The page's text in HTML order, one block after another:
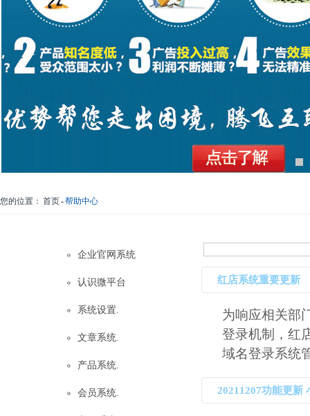
您的位置： 首页-帮助中心
企业官网系统
认识微平台
系统设置.
文章系统.
产品系统.
会员系统.
红店系统重要更新
为响应相关部
登录机制，红
域名登录系统
20211207功能更新